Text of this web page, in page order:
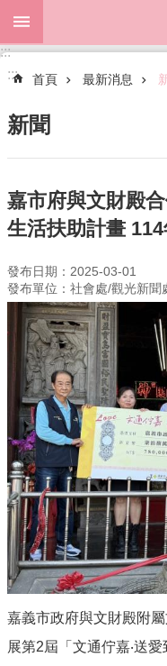
跳到主要內容區塊
進
階
關
於
本
最
新
消
息
為
民
服
務
資
訊
公
開
附
屬
單
位
相
:::
:::
首頁 最新消息
新聞
嘉市府與文財殿
生活扶助計畫
發布日期：2025-03-01
發布單位：社會處/觀光新聞
嘉義市政府與文財殿附
展第2屆「文通佇嘉‧送